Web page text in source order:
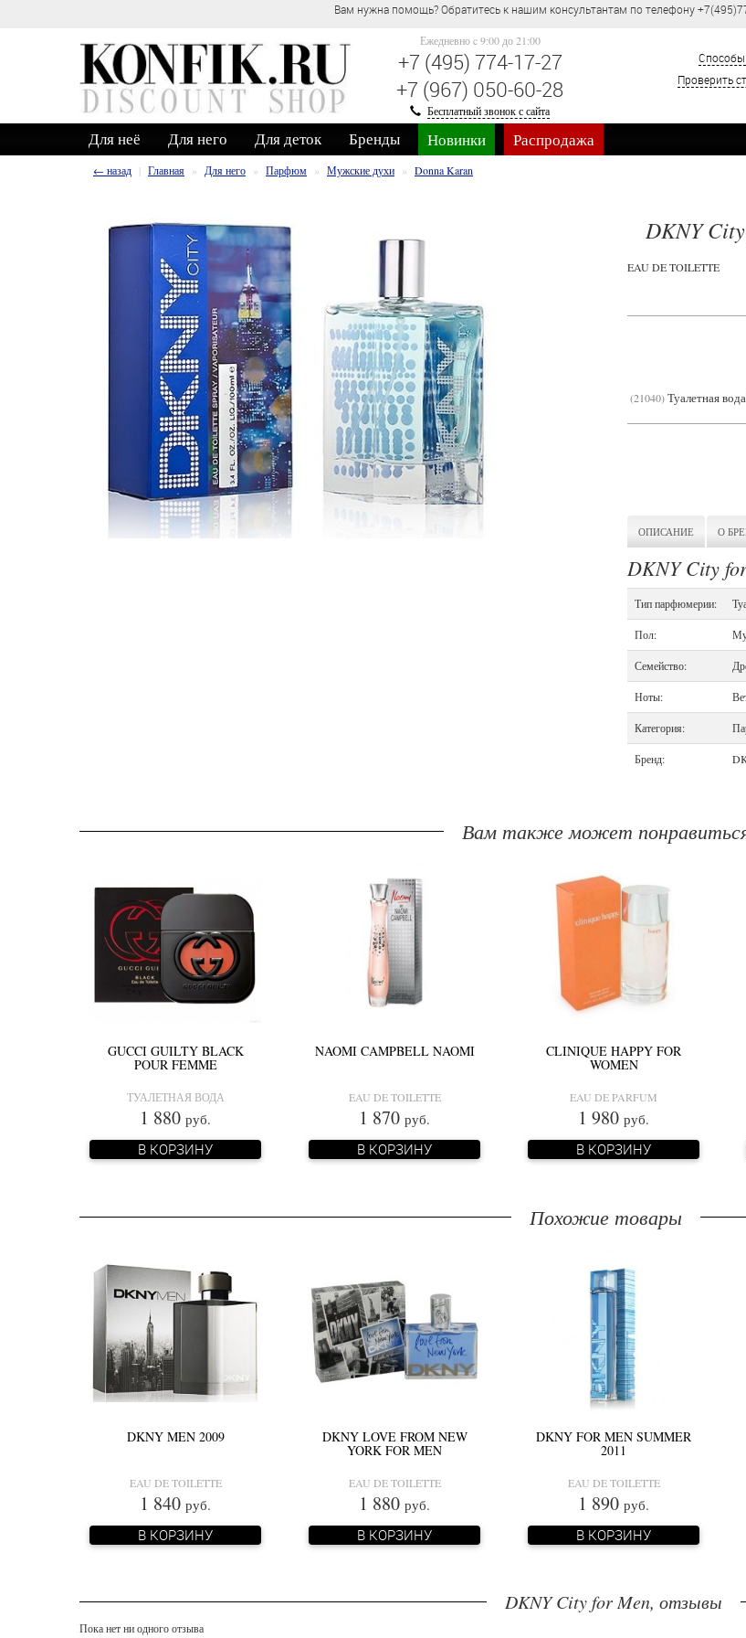
Вам нужна помощь? Обратитесь к нашим консультантам по телефону
Ежедневно c 9:00 до 21:00
+7 (495) 774-17-27
+7 (967) 050-60-28
Бесплатный звонок с сайта
Способы
Проверить
Для неё Для него Для деток Бренды Новинки Распродажа
← назад Главная Для него Парфюм Мужские духи Donna Karan
DKNY
EAU DE TOILETTE
21040 Туалетная
ОПИСАНИЕ О
DKNY City
Тип парфюмерии:
Пол:
Семейство:
Ноты:
Категория:
Бренд:
Вам также может
GUCCI GUILTY BLACK
POUR FEMME
ТУАЛЕТНАЯ ВОДА
1 880 руб.
В КОРЗИНУ
NAOMI CAMPBELL NAOMI
EAU DE TOILETTE
1 870 руб.
В КОРЗИНУ
CLINIQUE HAPPY FOR
WOMEN
EAU DE PARFUM
1 980 руб.
В КОРЗИНУ
Похожие товары
DKNY MEN 2009
EAU DE TOILETTE
1 840 руб.
В КОРЗИНУ
DKNY LOVE FROM NEW
YORK FOR MEN
EAU DE TOILETTE
1 880 руб.
В КОРЗИНУ
DKNY FOR MEN SUMMER
2011
EAU DE TOILETTE
1 890 руб.
В КОРЗИНУ
DKNY City for Men, отзывы
Пока нет ни одного отзыва